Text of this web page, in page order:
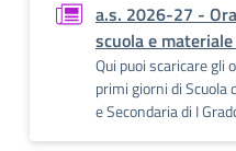
a.s. 2026-27 -
scuola e
Qui puoi scaricare gli
primi giorni di Scuola
e Secondaria di I